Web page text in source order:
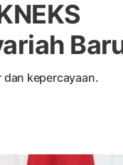
kepercayaan.